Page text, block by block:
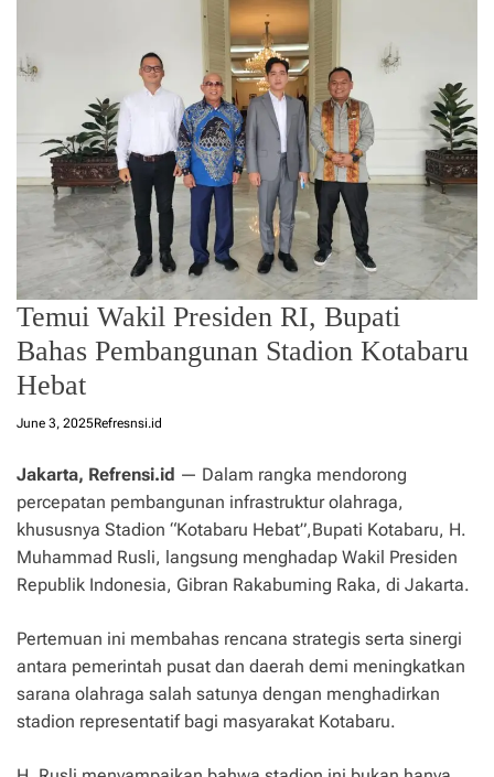
Temui Wakil Presiden RI, Bupati
Bahas Pembangunan Stadion Kotabaru
Hebat
June 3, 2025Refresnsi.id
Jakarta, Refrensi.id — Dalam rangka mendorong
percepatan pembangunan infrastruktur olahraga,
khususnya Stadion “Kotabaru Hebat”,Bupati Kotabaru, H.
Muhammad Rusli, langsung menghadap Wakil Presiden
Republik Indonesia, Gibran Rakabuming Raka, di Jakarta.
Pertemuan ini membahas rencana strategis serta sinergi
antara pemerintah pusat dan daerah demi meningkatkan
sarana olahraga salah satunya dengan menghadirkan
stadion representatif bagi masyarakat Kotabaru.